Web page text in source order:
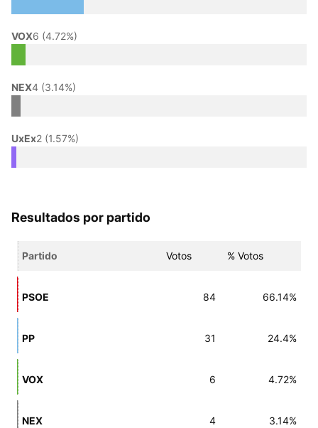
VOX6 (4.72%)
NEX4 (3.14%)
UxEx2 (1.57%)
Resultados por partido
Partido Votos % Votos
PSOE 84 66.14%
PP 31 24.4%
VOX 6 4.72%
NEX 4 3.14%